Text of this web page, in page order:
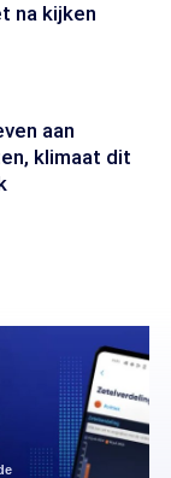
na kijken
aan
klimaat dit